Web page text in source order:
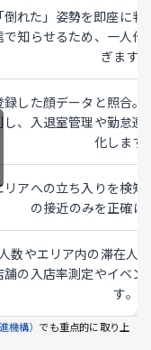
倒れた」姿勢を即座に判
で知らせるため、一人
ぎます。
録した顔データと照合
し、入退室管理や勤怠
化します
リアへの立ち入りを検
の接近のみを正確に
数やエリア内の滞在人
舗の入店率測定やイベ
す。
機構） でも重点的に取り上